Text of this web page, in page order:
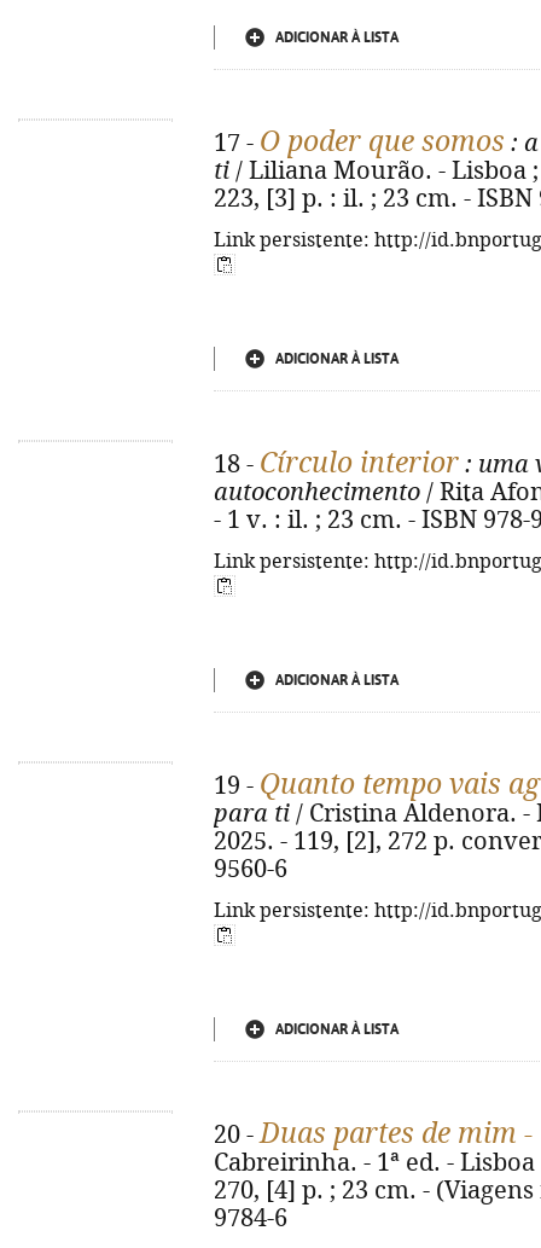
ADICIONAR À LISTA
17 - O poder que somos :
ti / Liliana Mourão. - Lisboa
223, [3] p. : il. ; 23 cm. - ISBN
Link persistente: http://
ADICIONAR À LISTA
18 - Círculo interior : uma
autoconhecimento / Rita
- 1 v. : il. ; 23 cm. - ISBN 978-
Link persistente: http://
ADICIONAR À LISTA
19 - Quanto tempo vais
para ti / Cristina Aldenora. -
2025. - 119, [2], 272 p.
9560-6
Link persistente: http://
ADICIONAR À LISTA
20 -Duas partes de mim
Cabreirinha. - 1ª ed. -
270, [4] p. ; 23 cm. -
9784-6